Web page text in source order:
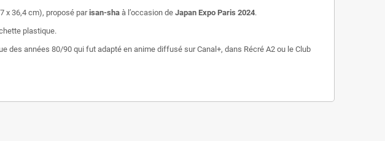
x 36,4 cm), proposé parisan-sha à l’occasion de Japan Expo Paris 2024.
plastique.
années 80/90 qui fut adapté en anime diffusé sur Canal+, dans Récré A2 ou le Club